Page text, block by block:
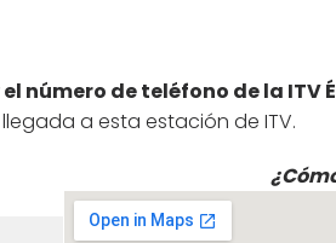
número de teléfono de la ITV
a esta estación de ITV.